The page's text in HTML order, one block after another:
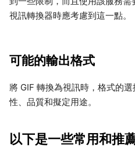
視訊轉換器時應考慮到這一點。
可能的輸出格式
將 GIF 轉換為視訊時，格式的
性、品質和擬定用途。
以下是一些常用和推